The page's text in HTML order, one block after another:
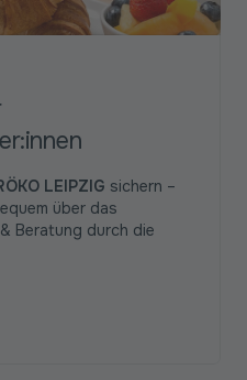
LEIPZIG sichern –
über das
Beratung durch die